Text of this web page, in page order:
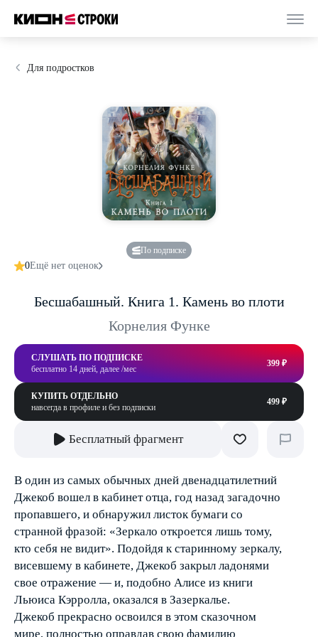
Для подростков
По подписке
0Ещё нет оценок
Бесшабашный. Книга 1. Камень во плоти
Корнелия Функе
СЛУШАТЬ ПО ПОДПИСКЕ
бесплатно 14 дней, далее /мес
399 ₽
КУПИТЬ ОТДЕЛЬНО
навсегда в профиле и без подписки
499 ₽
Бесплатный фрагмент
В один из самых обычных дней двенадцатилетний
Джекоб вошел в кабинет отца, год назад загадочно
пропавшего, и обнаружил листок бумаги со
странной фразой: «Зеркало откроется лишь тому,
кто себя не видит». Подойдя к старинному зеркалу,
висевшему в кабинете, Джекоб закрыл ладонями
свое отражение — и, подобно Алисе из книги
Льюиса Кэрролла, оказался в Зазеркалье.
Джекоб прекрасно освоился в этом сказочном
мире, полностью оправдав свою фамилию